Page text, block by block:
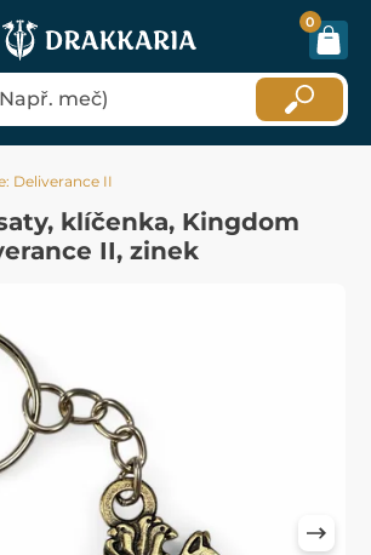
0
Deliverance II
klíčenka, Kingdom
II, zinek